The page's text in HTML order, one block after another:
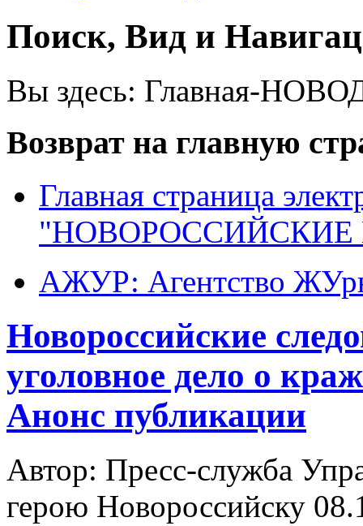
Поиск, Вид и
Вы здесь: Главная-
Возврат на главную
Главная страница
"НОВОРОССИЙСКИЕ
АЖУР: Агентство
Новороссийские
уголовное дело о
Анонс публикации
Автор: Пресс-служба
герою Новороссийску